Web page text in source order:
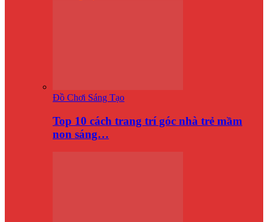
Đồ Chơi Sáng Tạo
Top 10 cách trang trí góc nhà trẻ mầm
non sáng…